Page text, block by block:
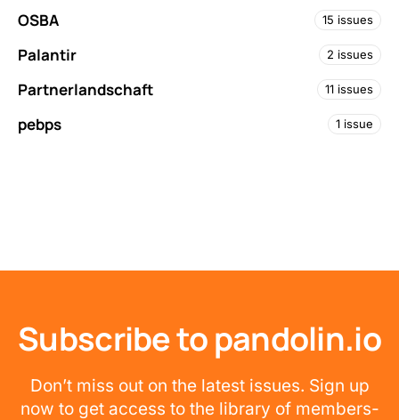
OSBA 15 issues
Palantir 2 issues
Partnerlandschaft 11 issues
pebps 1 issue
Subscribe to pandolin.io
Don’t miss out on the latest issues. Sign up
now to get access to the library of members-